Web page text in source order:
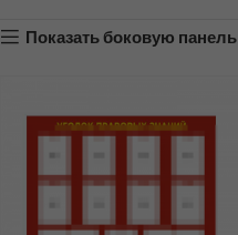
Показать боковую панель